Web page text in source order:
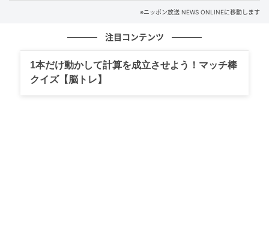
等学院を運営する株式会社ディー・エヌ・ケーとeスポ
た、日本初eスポーツ専門スクール。高校卒業資格や、
ゲームをはじめとしたデジタルスキルがプロから学べ
※ニッポン放送 NEWS ONLINEに移動します
注目コンテンツ
1本だけ動かして計算を成立させよう！マッチ棒
クイズ【脳トレ】